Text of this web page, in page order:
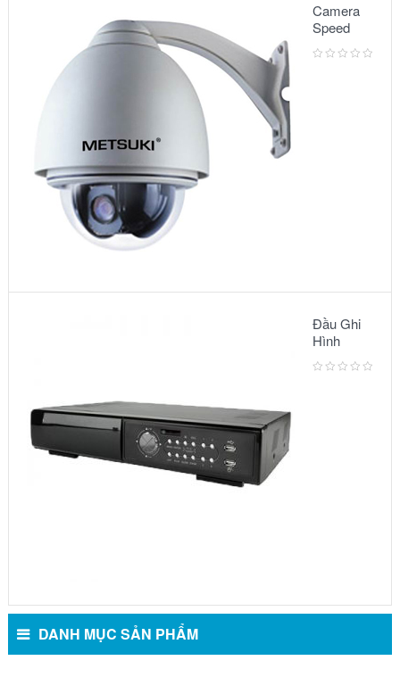
Camera
Speed
Dome:
Model
Đầu Ghi
Hình
Camera:
MODEL
DANH MỤC SẢN PHẨM